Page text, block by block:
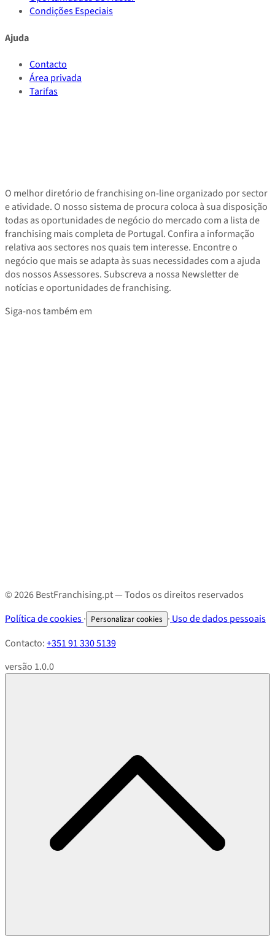
Condições Especiais
Ajuda
Contacto
Área privada
Tarifas
O melhor diretório de franchising on-line organizado por sector
e atividade. O nosso sistema de procura coloca à sua disposição
todas as oportunidades de negócio do mercado com a lista de
franchising mais completa de Portugal. Confira a informação
relativa aos sectores nos quais tem interesse. Encontre o
negócio que mais se adapta às suas necessidades com a ajuda
dos nossos Assessores. Subscreva a nossa Newsletter de
notícias e oportunidades de franchising.
Siga-nos também em
© 2026 BestFranchising.pt — Todos os direitos reservados
Política de cookies· Personalizar cookies · Uso de dados pessoais
Contacto:+351 91 330 5139
versão 1.0.0